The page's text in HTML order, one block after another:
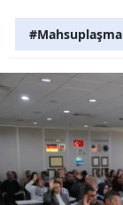
#Mahsuplaşma